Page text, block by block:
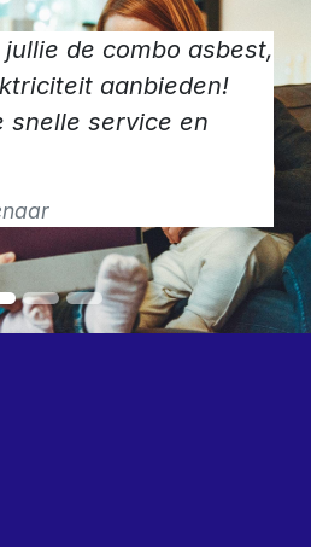
de combo asbest,
aanbieden!
snelle service en